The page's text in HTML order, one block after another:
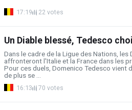
17:19 22 votes
Un Diable blessé, Tedesco
Dans le cadre de la Ligue des Nations, les
affronteront l'Italie et la France dans les
Pour ces duels, Domenico Tedesco vient
de plus se ...
16:13 70 votes